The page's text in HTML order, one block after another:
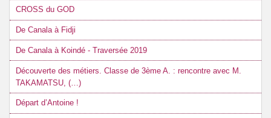
CROSS du GOD
De Canala à Fidji
De Canala à Koindé - Traversée 2019
Découverte des métiers. Classe de 3ème A. : rencontre avec M.
TAKAMATSU, (…)
Départ d’Antoine !